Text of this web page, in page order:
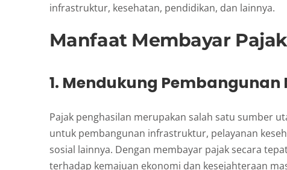
infrastruktur, kesehatan, pendidikan, dan lainnya.
Manfaat Membayar
1. Mendukung Pembangunan
Pajak penghasilan merupakan salah satu sumber
untuk pembangunan infrastruktur, pelayanan
sosial lainnya. Dengan membayar pajak secara
terhadap kemajuan ekonomi dan kesejahteraan